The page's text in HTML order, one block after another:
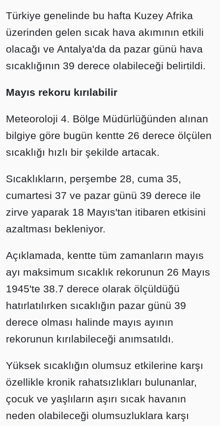
Türkiye genelinde bu hafta Kuzey Afrika
üzerinden gelen sıcak hava akımının etkili
olacağı ve Antalya'da da pazar günü hava
sıcaklığının 39 derece olabileceği belirtildi.
Mayıs rekoru kırılabilir
Meteoroloji 4. Bölge Müdürlüğünden alınan
bilgiye göre bugün kentte 26 derece ölçülen
sıcaklığı hızlı bir şekilde artacak.
Sıcaklıkların, perşembe 28, cuma 35,
cumartesi 37 ve pazar günü 39 derece ile
zirve yaparak 18 Mayıs'tan itibaren etkisini
azaltması bekleniyor.
Açıklamada, kentte tüm zamanların mayıs
ayı maksimum sıcaklık rekorunun 26 Mayıs
1945'te 38.7 derece olarak ölçüldüğü
hatırlatılırken sıcaklığın pazar günü 39
derece olması halinde mayıs ayının
rekorunun kırılabileceği anımsatıldı.
Yüksek sıcaklığın olumsuz etkilerine karşı
özellikle kronik rahatsızlıkları bulunanlar,
çocuk ve yaşlıların aşırı sıcak havanın
neden olabileceği olumsuzluklara karşı